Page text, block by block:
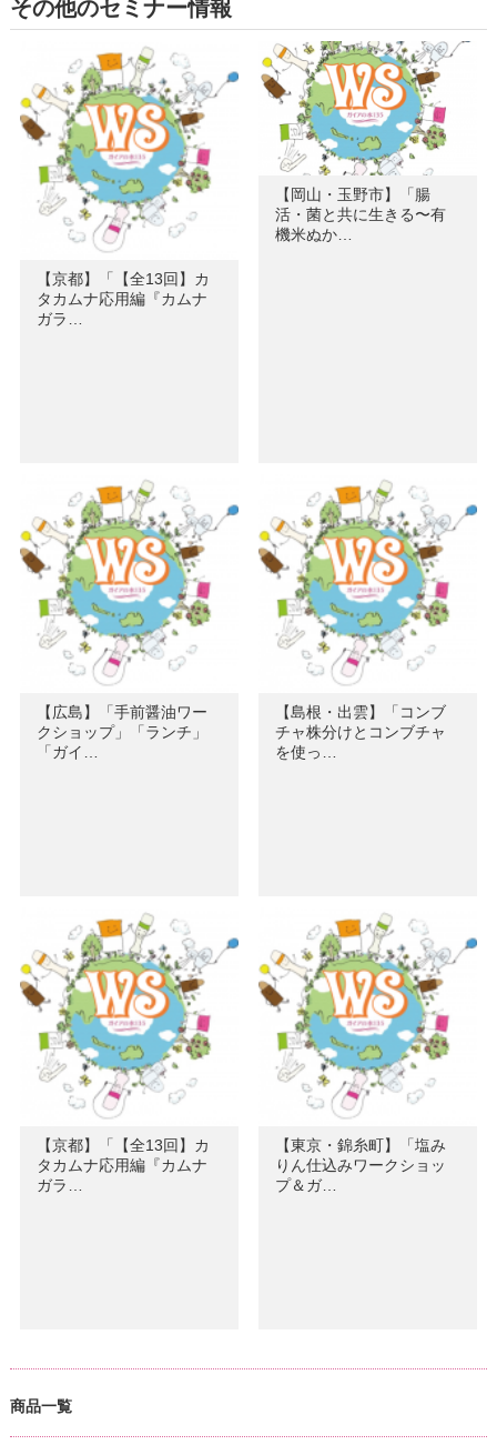
その他のセミナー情報
【京都】「【全13回】カ
タカムナ応用編『カムナ
ガラ…
【岡山・玉野市】「腸
活・菌と共に生きる〜有
機米ぬか…
【広島】「手前醤油ワー
クショップ」「ランチ」
「ガイ…
【島根・出雲】「コンブ
チャ株分けとコンブチャ
を使っ…
【京都】「【全13回】カ
タカムナ応用編『カムナ
ガラ…
【東京・錦糸町】「塩み
りん仕込みワークショッ
プ＆ガ…
商品一覧